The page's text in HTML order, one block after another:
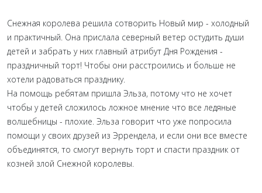
Снежная королева решила сотворить Новый мир - холодный
и практичный. Она прислала северный ветер остудить души
детей и забрать у них главный атрибут Дня Рождения -
праздничный торт! Чтобы они расстроились и больше не
хотели радоваться празднику.
На помощь ребятам пришла Эльза, потому что не хочет
чтобы у детей сложилось ложное мнение что все ледяные
волшебницы - плохие. Эльза говорит что уже попросила
помощи у своих друзей из Эррендела, и если они все вместе
объединятся, то смогут вернуть торт и спасти праздник от
козней злой Снежной королевы.